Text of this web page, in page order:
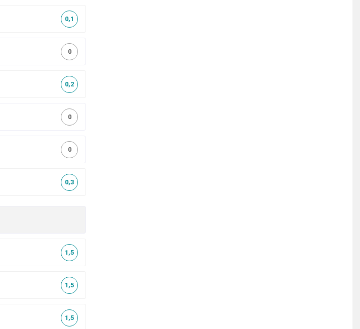
0,1
0
0,2
0
0
0,3
1,5
1,5
1,5